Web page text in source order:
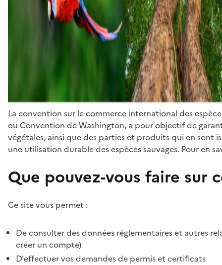
La convention sur le commerce international des
ou Convention de Washington, a pour objectif de
végétales, ainsi que des parties et produits qui en sont
une utilisation durable des espèces sauvages. Pour en
Que pouvez-vous faire sur
Ce site vous permet :
De consulter des données réglementaires et autres
créer un compte)
D'effectuer vos demandes de permis et certificats